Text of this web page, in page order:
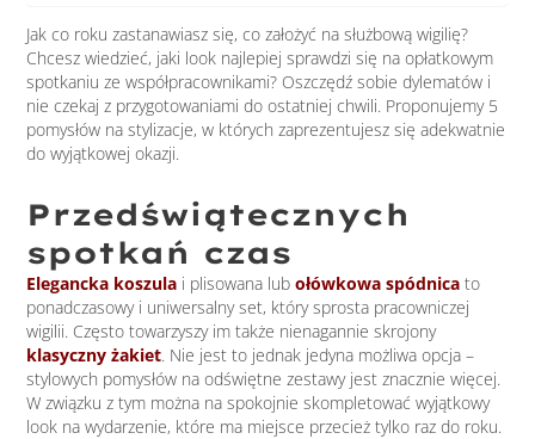
Jak co roku zastanawiasz się, co założyć na służbową wigilię?
Chcesz wiedzieć, jaki look najlepiej sprawdzi się na opłatkowym
spotkaniu ze współpracownikami? Oszczędź sobie dylematów i
nie czekaj z przygotowaniami do ostatniej chwili. Proponujemy 5
pomysłów na stylizacje, w których zaprezentujesz się adekwatnie
do wyjątkowej okazji.
Przedświątecznych
spotkań czas
Elegancka koszula i plisowana lubołówkowa spódnica to
ponadczasowy i uniwersalny set, który sprosta pracowniczej
wigilii. Często towarzyszy im także nienagannie skrojony
klasyczny żakiet. Nie jest to jednak jedyna możliwa opcja –
stylowych pomysłów na odświętne zestawy jest znacznie więcej.
W związku z tym można na spokojnie skompletować wyjątkowy
look na wydarzenie, które ma miejsce przecież tylko raz do roku.